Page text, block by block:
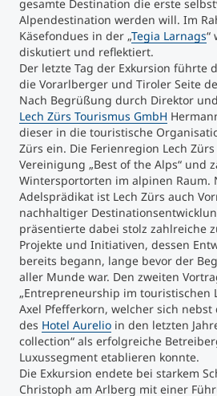
gesamte Destination die erste
Alpendestination werden will. Im
Käsefondues in der „Tegia Larnags“
diskutiert und reflektiert.
Der letzte Tag der Exkursion führte
die Vorarlberger und Tiroler Seite
Nach Begrüßung durch Direktor
Lech Zürs Tourismus GmbH
dieser in die touristische
Zürs ein. Die Ferienregion Lech
Vereinigung „Best of the Alps“ und
Wintersportorten im alpinen Raum.
Adelsprädikat ist Lech Zürs auch
nachhaltiger
präsentierte dabei stolz zahlreiche
Projekte und Initiativen, dessen
bereits begann, lange bevor der
aller Munde war. Den zweiten
„Entrepreneurship im touristischen
Axel Pfefferkorn, welcher sich
des Hotel Aurelio in den letzten
collection“ als erfolgreiche
Luxussegment etablieren konnte.
Die Exkursion endete bei starkem
Christoph am Arlberg mit einer